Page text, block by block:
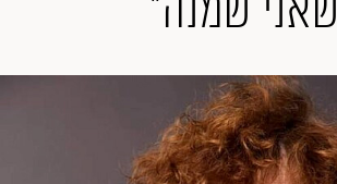
סלבס
ערוצים נוספים
המגזין
שאני שמנה"